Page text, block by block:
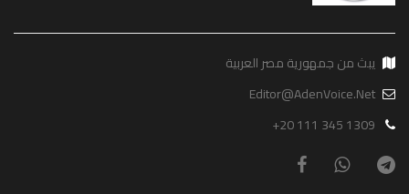
يبث من جمهورية مصر العربية
Editor@AdenVoice.Net
+20 111 345 1309